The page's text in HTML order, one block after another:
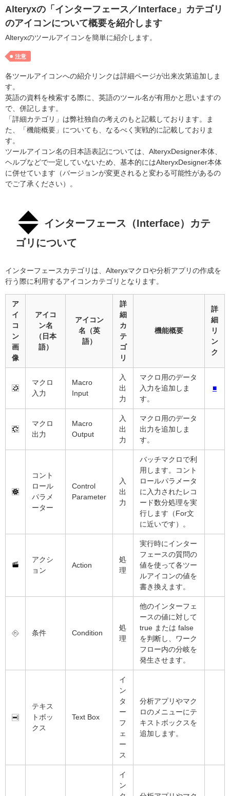
Alteryxの「インターフェース／Interface」カテゴリ
のアイコンについて概要を紹介します
Alteryxのツールアイコンを簡単に紹介します。
注意
各ツールアイコンへの紹介リンクは詳細ページが出来次第追加しま
す。
英語の資料を検索する際に、英語のツール名が有用かと思いますの
で、併記します。
「詳細カテゴリ」は弊社独自の考えのもと記載しております。ま
た、「機能概要」についても、なるべく実戦的に記載しておりま
す。
ツールアイコン名の日本語表記については、AlteryxDesigner本体、
ヘルプなどで一定していないため、基本的にはAlteryxDesigner本体
に併せています（バージョンが変更されると変わる可能性があるの
でご了承ください）。
インターフェース（Interface）カテ
ゴリについて
インターフェースカテゴリは、Alteryxマクロや分析アプリの作成を
行う際に利用するアイコンカテゴリとなります。
ア
イ
コ
ン
画
像
アイコ
ン名
（日本
語）
アイコン
名（英
語）
詳
細
カ
テ
ゴ
リ
機能概要
詳
細
リ
ン
ク
マクロ
入力
Macro
Input
入
出
力
マクロ用のデータ
入力を追加しま
す。
■
マクロ
出力
Macro
Output
入
出
力
マクロ用のデータ
出力を追加しま
す。
コント
ロール
パラメ
ーター
Control
Parameter
入
出
力
バッチマクロで利
用します。コント
ロールパラメータ
に入力されたレコ
ード数分処理を実
行します（For文
に近いです）。
アクシ
ョン
Action
処
理
実行時にインター
フェースの質問の
値を使って各ツー
ルアイコンの値を
書き換えます。
条件 Condition
処
理
他のインターフェ
ースの値に対して
true または false
を判断し、ワーク
フロー内の分岐を
発生させます。
テキス
トボッ
クス
Text Box
イ
ン
タ
ー
フ
ェ
ー
ス
分析アプリやマク
ロのメニューにテ
キストボックスを
追加します。
イ
ン